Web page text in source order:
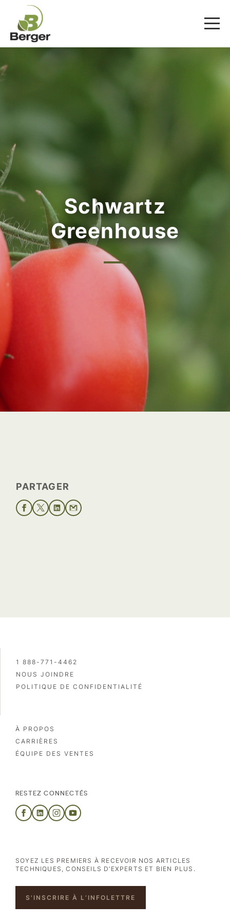
Schwartz
Greenhouse
PARTAGER
1 888-771-4462
NOUS JOINDRE
POLITIQUE DE CONFIDENTIALITÉ
À PROPOS
CARRIÈRES
ÉQUIPE DES VENTES
RESTEZ CONNECTÉS
SOYEZ LES PREMIERS À RECEVOIR NOS ARTICLES
TECHNIQUES, CONSEILS D’EXPERTS ET BIEN PLUS.
S'INSCRIRE À L’INFOLETTRE